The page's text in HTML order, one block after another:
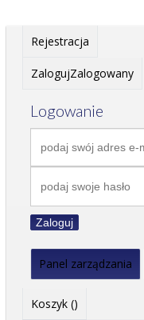
Rejestracja
ZalogujZalogowany
Logowanie
Zaloguj
Panel zarządzania
Koszyk ()